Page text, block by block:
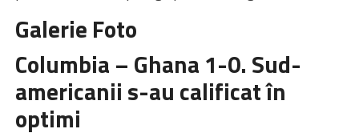
Galerie Foto
Columbia – Ghana 1-0. Sud-
americanii s-au calificat în
optimi